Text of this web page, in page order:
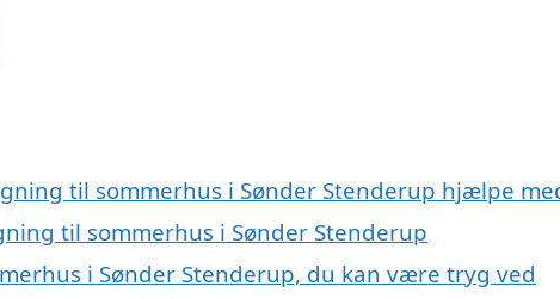
til sommerhus i Sønder Stenderup hjælpe
til sommerhus i Sønder Stenderup
i Sønder Stenderup, du kan være tryg ved